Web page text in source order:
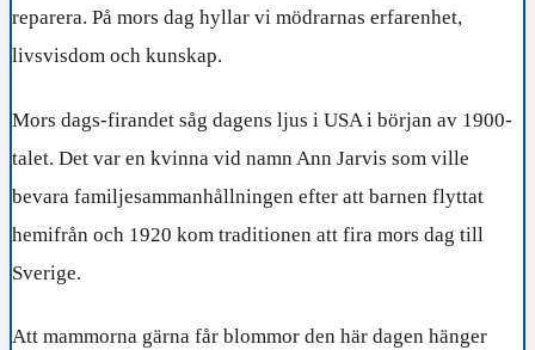
reparera. På mors dag hyllar vi mödrarnas erfarenhet,
livsvisdom och kunskap.
Mors dags-firandet såg dagens ljus i USA i början av 1900-
talet. Det var en kvinna vid namn Ann Jarvis som ville
bevara familjesammanhållningen efter att barnen flyttat
hemifrån och 1920 kom traditionen att fira mors dag till
Sverige.
Att mammorna gärna får blommor den här dagen hänger